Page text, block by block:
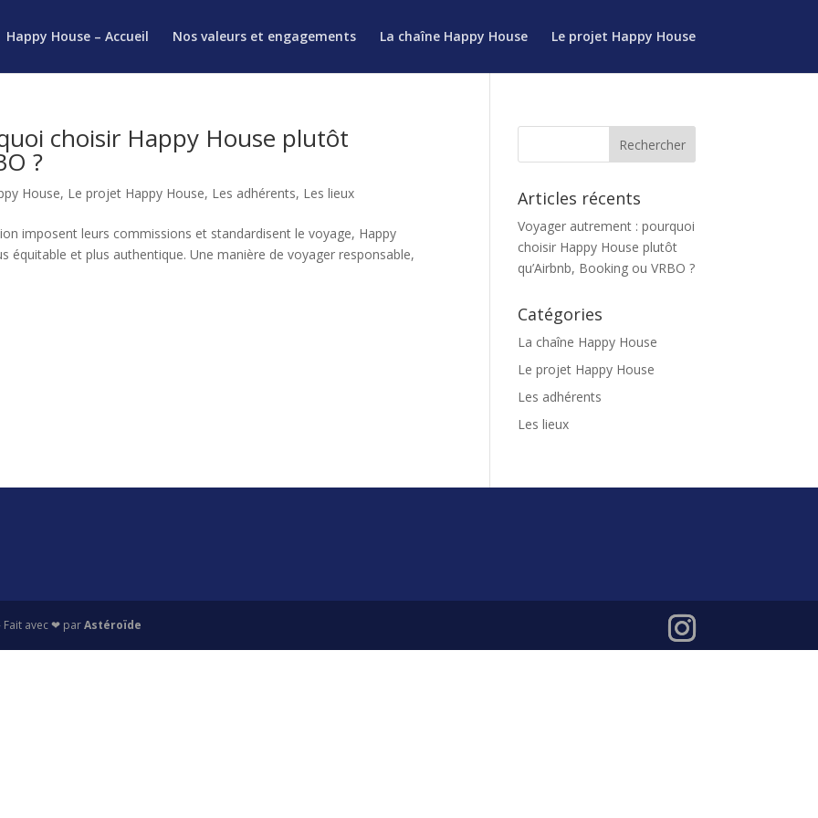
Happy House – Accueil Nos valeurs et engagements La chaîne Happy House Le projet Happy House
choisir Happy House plutôt
?
House, Le projet Happy House, Les adhérents, Les lieux
imposent leurs commissions et standardisent le voyage, Happy
équitable et plus authentique. Une manière de voyager responsable,
Articles récents
Voyager autrement : pourquoi
choisir Happy House plutôt
qu’Airbnb, Booking ou VRBO ?
Catégories
La chaîne Happy House
Le projet Happy House
Les adhérents
Les lieux
Fait avec ❤ parAstéroïde